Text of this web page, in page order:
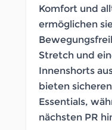
Komfort und
ermöglichen
Stretch und
Innenshorts
bieten
Essentials,
nächsten PR